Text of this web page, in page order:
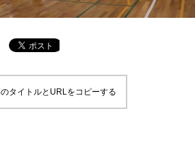
タイトルとURLをコピーする